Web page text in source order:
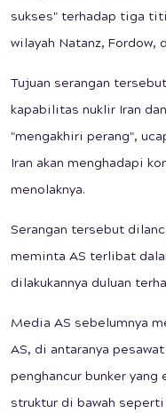
sukses" terhadap tiga
wilayah Natanz, Fordow,
Tujuan serangan
kapabilitas nuklir Iran
"mengakhiri perang",
Iran akan menghadapi
menolaknya.
Serangan tersebut
meminta AS terlibat
dilakukannya duluan
Media AS sebelumnya
AS, di antaranya
penghancur bunker
struktur di bawah